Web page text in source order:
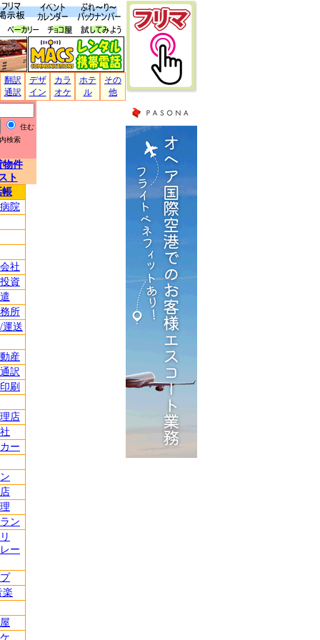
翻訳
通訳
デザ
イン
カラ
オケ
ホテ
ル
その
他
住む
検索
物件
ト
帳
院
社
資
所
運送
産
訳
刷
店
ー
ン
ー
楽